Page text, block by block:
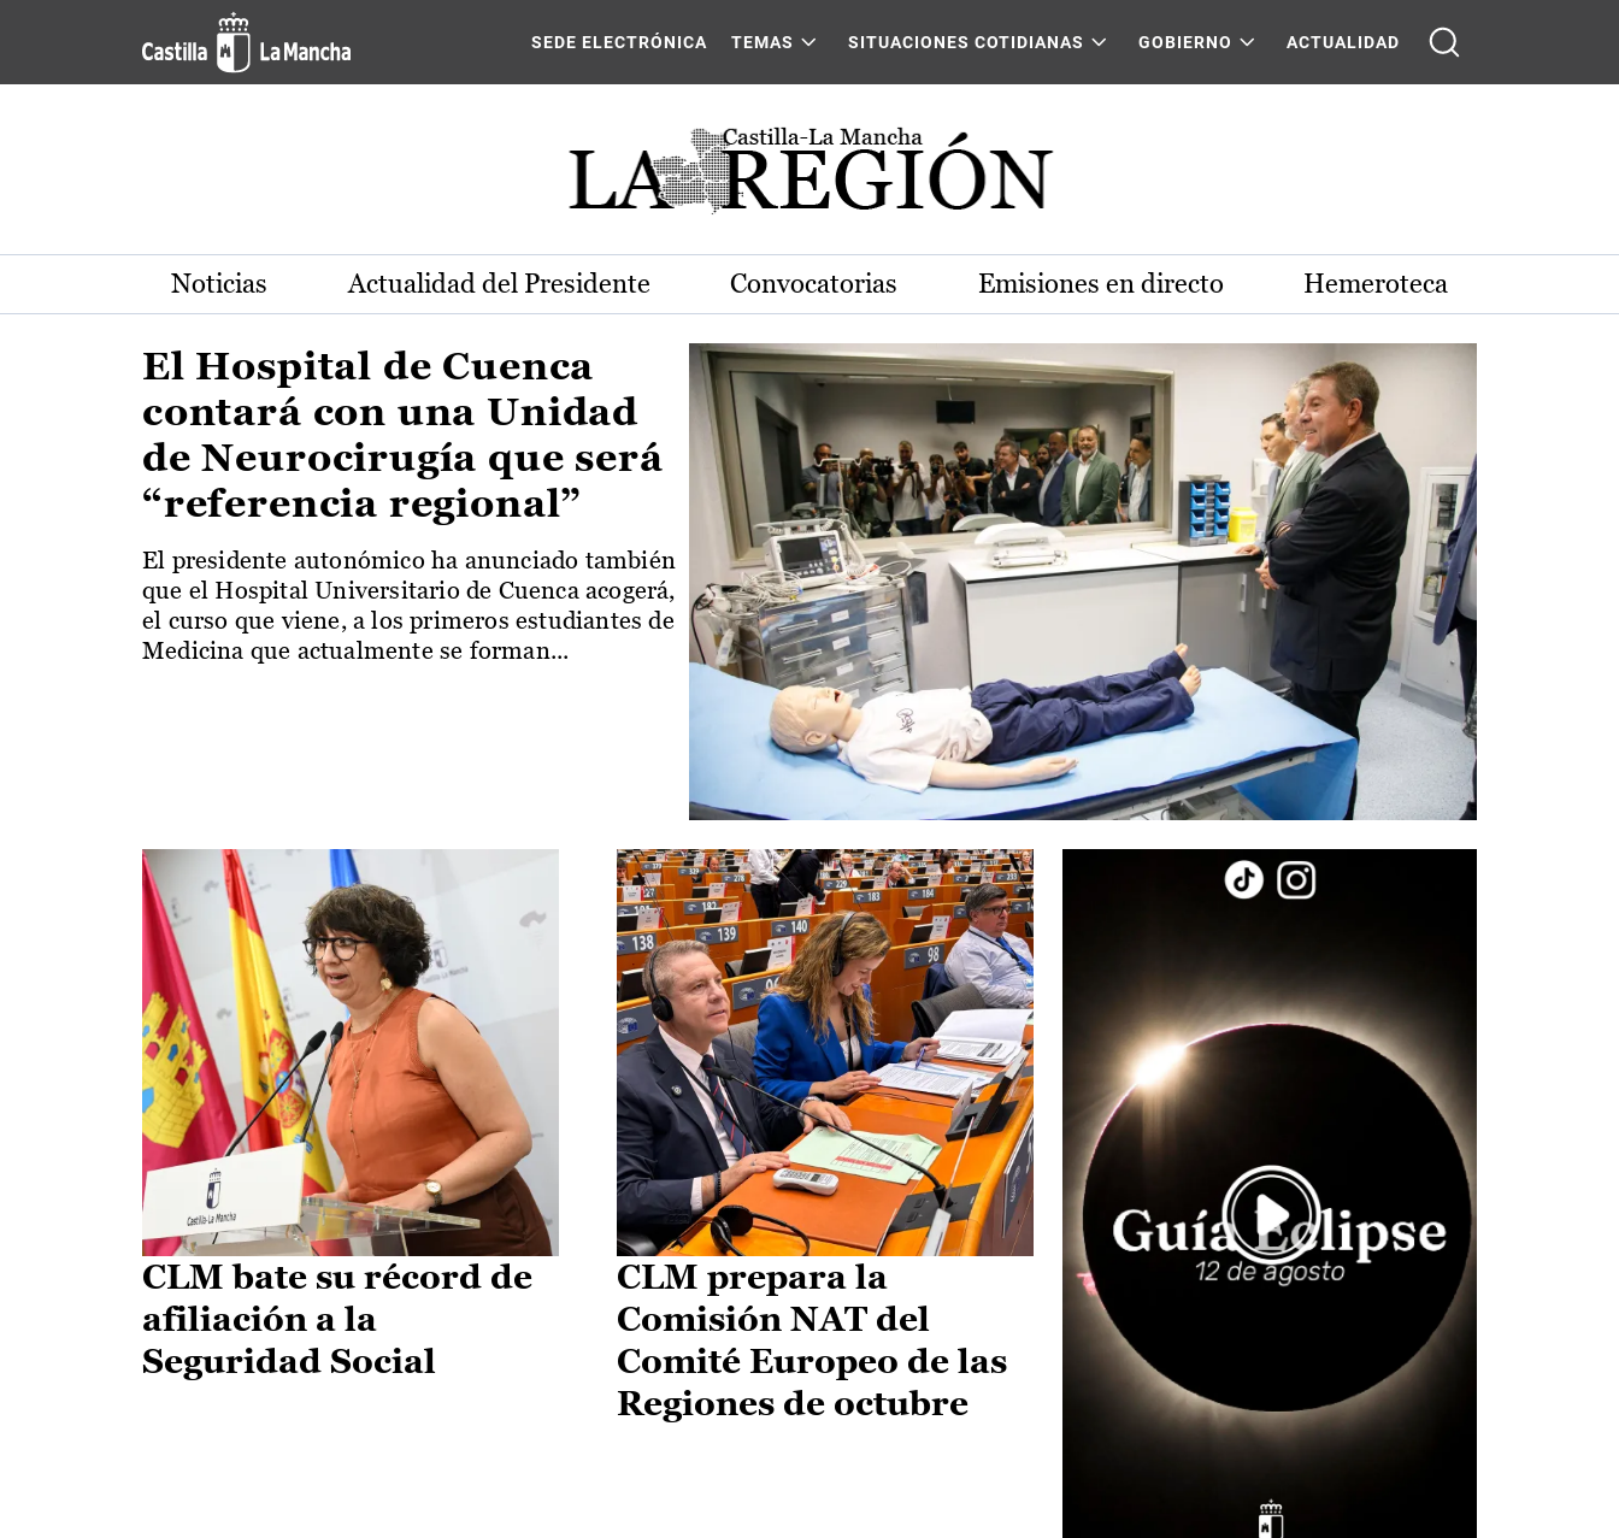
Pasar al contenido principal
Actualidad de la región de Castilla-La Mancha
SEDE ELECTRÓNICA TEMAS SITUACIONES COTIDIANAS GOBIERNO ACTUALIDAD
Noticias Actualidad del Presidente Convocatorias Emisiones en directo Hemeroteca
El Hospital de Cuenca
contará con una Unidad
de Neurocirugía que será
“referencia regional”
El presidente autonómico ha anunciado también
que el Hospital Universitario de Cuenca acogerá,
el curso que viene, a los primeros estudiantes de
Medicina que actualmente se forman...
CLM bate su récord de
afiliación a la
Seguridad Social
CLM prepara la
Comisión NAT del
Comité Europeo de las
Regiones de octubre